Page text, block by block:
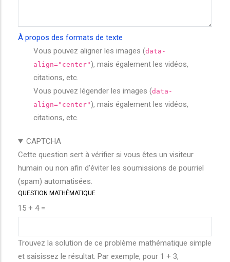
À propos des formats de texte
Vous pouvez aligner les images (data-
align="center"), mais également les vidéos,
citations, etc.
Vous pouvez légender les images (data-
align="center"), mais également les vidéos,
citations, etc.
CAPTCHA
Cette question sert à vérifier si vous êtes un visiteur
humain ou non afin d'éviter les soumissions de pourriel
(spam) automatisées.
QUESTION MATHÉMATIQUE
15 + 4 =
Trouvez la solution de ce problème mathématique simple
et saisissez le résultat. Par exemple, pour 1 + 3,